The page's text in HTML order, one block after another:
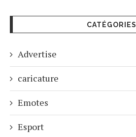
CATÉGORIES
Advertise
caricature
Emotes
Esport